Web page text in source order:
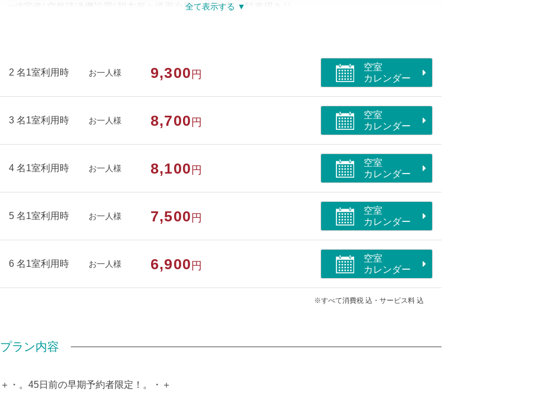
wifi完備/ 空気清浄機設置/ 脱衣所と洗面台別々/ 建物横に駐車場あり
バス/トイレ/禁煙/インターネットができる部屋/バリアフリー/空気清浄機付
2 名1室利用時 お一人様 9,300 円
空室
カレンダー
3 名1室利用時 お一人様 8,700 円
空室
カレンダー
4 名1室利用時 お一人様 8,100 円
空室
カレンダー
5 名1室利用時 お一人様 7,500 円
空室
カレンダー
6 名1室利用時 お一人様 6,900 円
空室
カレンダー
※すべて消費税 込・サービス料 込
プラン内容
＋・。45日前の早期予約者限定！。・＋